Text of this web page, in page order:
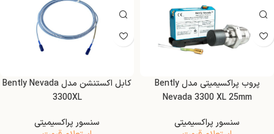
پروب پراکسیمیتی مدل Bently
Nevada 3300 XL 25mm
سنسور پراکسیمیتی
کابل اکستنشن مدل Bently Nevada
3300XL
سنسور پراکسیمیتی